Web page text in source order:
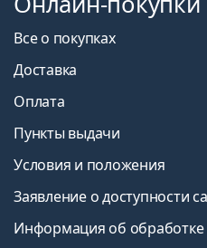
Все о покупках
Доставка
Оплата
Пункты выдачи
Условия и положения
Заявление о доступности
Информация об